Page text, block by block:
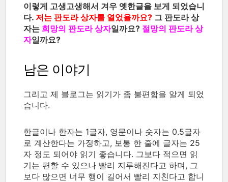
이렇게 고생고생해서 겨우 옛한글을 보게 되었습니
다. 저는 판도라 상자를 열었을까요? 그 판도라 상
자는 희망의 판도라 상자일까요? 절망의 판도라 상
자일까요?
남은 이야기
그리고 제 블로그는 읽기가 좀 불편함을 알게 되었
습니다.
한글이나 한자는 1글자, 영문이나 숫자는 0.5글자
로 계산한다는 가정하고, 보통 한 줄에 글자는 25
자 정도 되어야 읽기 좋습니다. 그보다 적으면 읽
기는 편할 수 있으나 빨리 지루해진다고 하며, 그
보다 많으면 너무 행이 길어서 빨리 지친다고 합니